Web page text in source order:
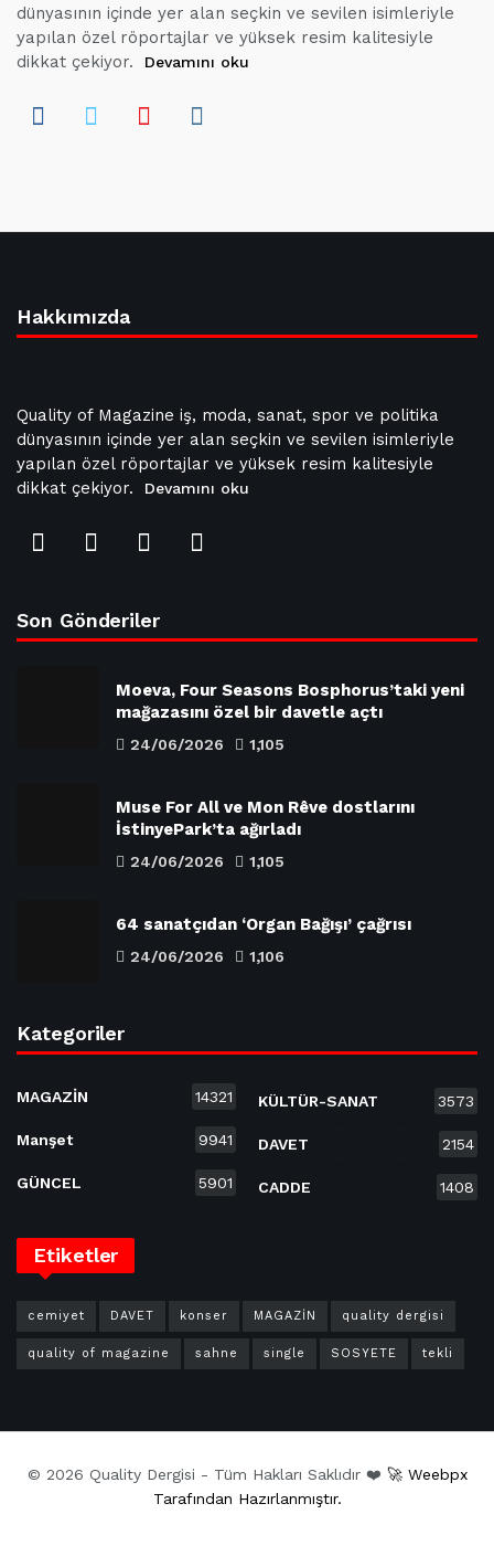
dünyasının içinde yer alan seçkin ve sevilen isimleriyle
yapılan özel röportajlar ve yüksek resim kalitesiyle
dikkat çekiyor.
Devamını oku
Hakkımızda
Quality of Magazine iş, moda, sanat, spor ve politika
dünyasının içinde yer alan seçkin ve sevilen isimleriyle
yapılan özel röportajlar ve yüksek resim kalitesiyle
dikkat çekiyor.
Devamını oku
Son Gönderiler
Moeva, Four Seasons Bosphorus’taki yeni
mağazasını özel bir davetle açtı
24/06/2026 1,105
Muse For All ve Mon Rêve dostlarını
İstinyePark’ta ağırladı
24/06/2026 1,105
64 sanatçıdan ‘Organ Bağışı’ çağrısı
24/06/2026 1,106
Kategoriler
MAGAZİN 14321
Manşet 9941
GÜNCEL 5901
KÜLTÜR-SANAT 3573
DAVET 2154
CADDE 1408
Etiketler
cemiyet DAVET konser MAGAZİN quality dergisi
quality of magazine sahne single SOSYETE tekli
© 2026 Quality Dergisi - Tüm Hakları Saklıdır ❤️ 🚀 Weebpx
Tarafından Hazırlanmıştır.